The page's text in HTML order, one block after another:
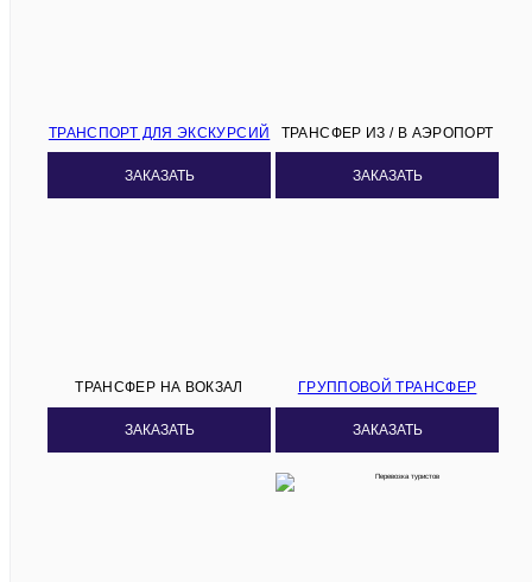
ТРАНСПОРТ ДЛЯ ЭКСКУРСИЙ
ЗАКАЗАТЬ
ТРАНСФЕР ИЗ / В АЭРОПОРТ
ЗАКАЗАТЬ
ТРАНСФЕР НА ВОКЗАЛ
ЗАКАЗАТЬ
ГРУППОВОЙ ТРАНСФЕР
ЗАКАЗАТЬ